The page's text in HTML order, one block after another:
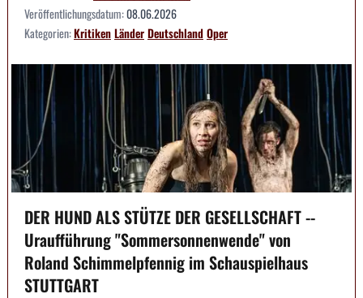
Veröffentlichungsdatum:08.06.2026
Kategorien:KritikenLänderDeutschlandOper
DER HUND ALS STÜTZE DER GESELLSCHAFT --
Uraufführung "Sommersonnenwende" von
Roland Schimmelpfennig im Schauspielhaus
STUTTGART